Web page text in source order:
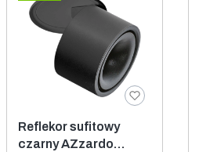
Reflekor sufitowy
czarny AZzardo